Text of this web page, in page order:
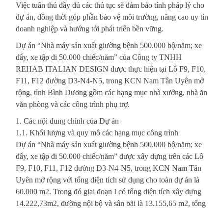
Việc tuân thủ đầy đủ các thủ tục sẽ đảm bảo tính pháp lý cho
dự án, đồng thời góp phần bảo vệ môi trường, nâng cao uy tín
doanh nghiệp và hướng tới phát triển bền vững.
Dự án “Nhà máy sản xuất giường bệnh 500.000 bộ/năm; xe
đẩy, xe tập đi 50.000 chiếc/năm” của Công ty TNHH
REHAB ITALIAN DESIGN được thực hiện tại Lô F9, F10,
F11, F12 đường D3-N4-N5, trong KCN Nam Tân Uyên mở
rộng, tỉnh Bình Dương gồm các hạng mục nhà xưởng, nhà ăn
văn phòng và các công trình phụ trợ.
1. Các nội dung chính của Dự án
1.1. Khối lượng và quy mô các hạng mục công trình
Dự án “Nhà máy sản xuất giường bệnh 500.000 bộ/năm; xe
đẩy, xe tập đi 50.000 chiếc/năm” được xây dựng trên các Lô
F9, F10, F11, F12 đường D3-N4-N5, trong KCN Nam Tân
Uyên mở rộng với tổng diện tích sử dụng cho toàn dự án là
60.000 m2. Trong đó giai đoạn I có tổng diện tích xây dựng
14.222,73m2, đường nội bộ và sân bãi là 13.155,65 m2, tổng